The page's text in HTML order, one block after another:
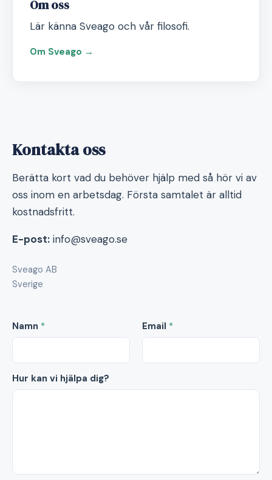
Om oss
Lär känna Sveago och vår filosofi.
Om Sveago →
Kontakta oss
Berätta kort vad du behöver hjälp med så hör vi av
oss inom en arbetsdag. Första samtalet är alltid
kostnadsfritt.
E-post: info@sveago.se
Sveago AB
Sverige
Namn * Email *
Hur kan vi hjälpa dig?